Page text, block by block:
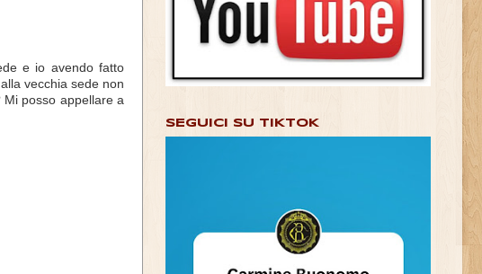
e io avendo fatto
vecchia sede non
posso appellare a
SEGUICI SU TIKTOK